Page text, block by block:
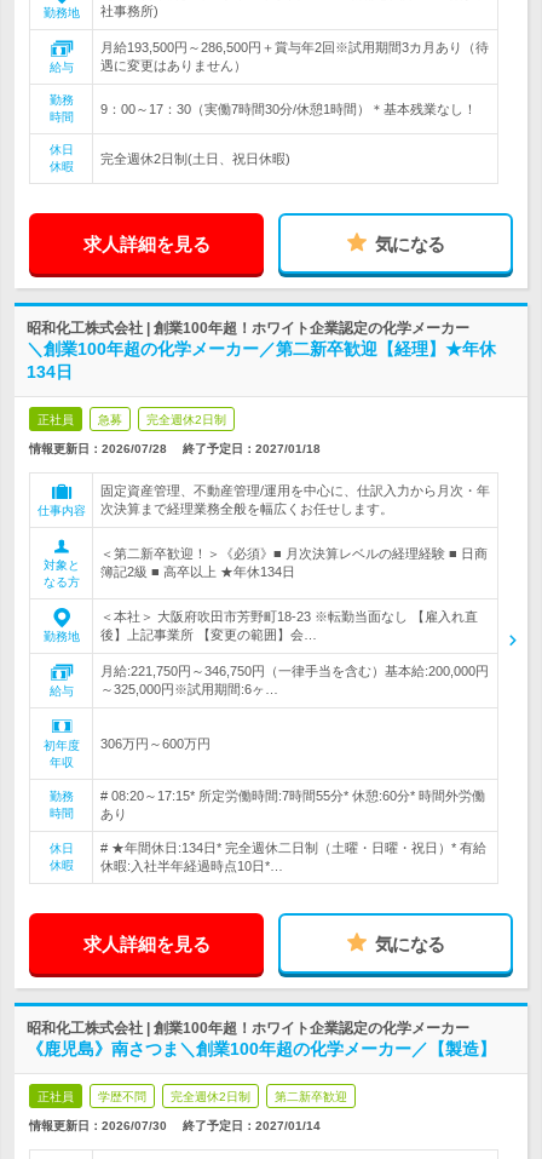
勤務地
社事務所)
給与
月給193,500円～286,500円＋賞与年2回※試用期間3カ月あり（待
遇に変更はありません）
勤務
時間
9：00～17：30（実働7時間30分/休憩1時間）＊基本残業なし！
休日
休暇
完全週休2日制(土日、祝日休暇)
求人詳細を見る 気になる
昭和化工株式会社 | 創業100年超！ホワイト企業認定の化学メーカー
＼創業100年超の化学メーカー／第二新卒歓迎【経理】★年休
134日
正社員 急募 完全週休2日制
情報更新日：2026/07/28 終了予定日： 2027/01/18
仕事内容
固定資産管理、不動産管理/運用を中心に、仕訳入力から月次・年
次決算まで経理業務全般を幅広くお任せします。
対象と
なる方
＜第二新卒歓迎！＞《必須》■ 月次決算レベルの経理経験 ■ 日商
簿記2級 ■ 高卒以上 ★年休134日
勤務地
＜本社＞ 大阪府吹田市芳野町18-23 ※転勤当面なし 【雇入れ直
後】上記事業所 【変更の範囲】会…
給与
月給:221,750円～346,750円（一律手当を含む）基本給:200,000円
～325,000円※試用期間:6ヶ…
初年度
年収
306万円～600万円
勤務
時間
# 08:20～17:15* 所定労働時間:7時間55分* 休憩:60分* 時間外労働
あり
休日
休暇
# ★年間休日:134日* 完全週休二日制（土曜・日曜・祝日）* 有給
休暇:入社半年経過時点10日*…
求人詳細を見る 気になる
昭和化工株式会社 | 創業100年超！ホワイト企業認定の化学メーカー
《鹿児島》南さつま＼創業100年超の化学メーカー／【製造】
正社員 学歴不問 完全週休2日制 第二新卒歓迎
情報更新日：2026/07/30 終了予定日： 2027/01/14